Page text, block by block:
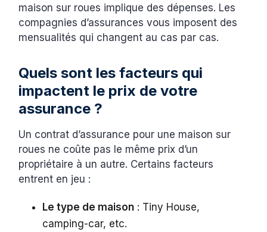
maison sur roues implique des dépenses. Les
compagnies d’assurances vous imposent des
mensualités qui changent au cas par cas.
Quels sont les facteurs qui
impactent le prix de votre
assurance ?
Un contrat d’assurance pour une maison sur
roues ne coûte pas le même prix d’un
propriétaire à un autre. Certains facteurs
entrent en jeu :
Le type de maison : Tiny House,
camping-car, etc.